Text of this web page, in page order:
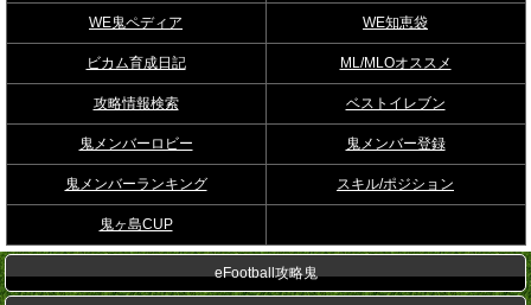
WE鬼ペディア WE知恵袋
ビカム育成日記 ML/MLOオススメ
攻略情報検索 ベストイレブン
鬼メンバーロビー 鬼メンバー登録
鬼メンバーランキング スキル/ポジション
鬼ヶ島CUP
eFootball攻略鬼